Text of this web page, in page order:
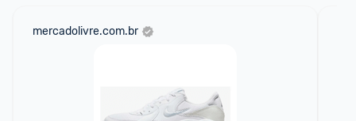
mercadolivre.com.br